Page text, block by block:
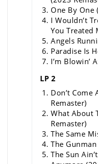
One By One
I Wouldn’t
You Treated
Angels
Paradise Is
I’m Blowin’
LP 2
Don’t Come
Remaster)
What About
Remaster)
The Same
The
The Sun